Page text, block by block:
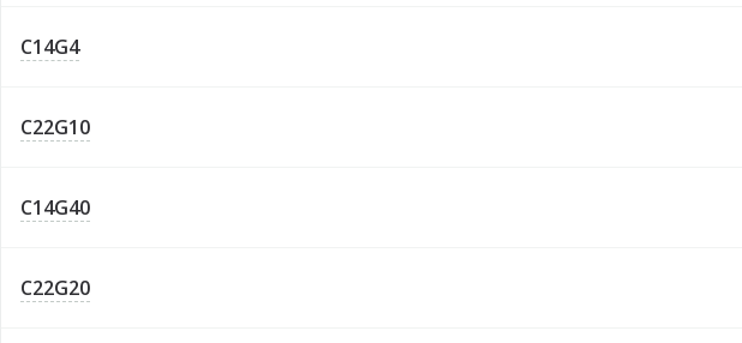
C14G4
C22G10
C14G40
C22G20